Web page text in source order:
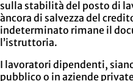
sulla stabilità del posto di
àncora di salvezza del
indeterminato rimane il
l’istruttoria.
I lavoratori dipendenti,
pubblico o in aziende